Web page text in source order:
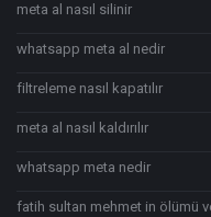
meta al nasıl silinir
whatsapp meta al nedir
filtreleme nasıl kapatılır
meta al nasıl kaldırılır
whatsapp meta nedir
fatih sultan mehmet in ölümü